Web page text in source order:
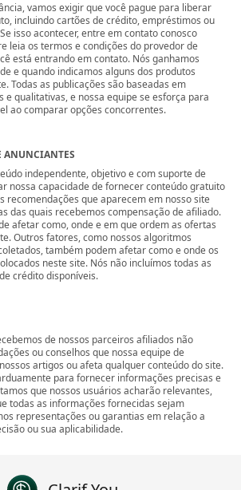
vamos exigir que você pague para liberar
incluindo cartões de crédito, empréstimos ou
isso acontecer, entre em contato conosco
leia os termos e condições do provedor de
está entrando em contato. Nós ganhamos
e quando indicamos alguns dos produtos
Todas as publicações são baseadas em
e qualitativas, e nossa equipe se esforça para
ao comparar opções concorrentes.
ANUNCIANTES
independente, objetivo e com suporte de
nossa capacidade de fornecer conteúdo gratuito
recomendações que aparecem em nosso site
das quais recebemos compensação de afiliado.
afetar como, onde e em que ordem as ofertas
Outros fatores, como nossos algoritmos
também podem afetar como e onde os
neste site. Nós não incluímos todas as
crédito disponíveis.
de nossos parceiros afiliados não
ou conselhos que nossa equipe de
artigos ou afeta qualquer conteúdo do site.
para fornecer informações precisas e
que nossos usuários acharão relevantes,
todas as informações fornecidas sejam
representações ou garantias em relação a
ou sua aplicabilidade.